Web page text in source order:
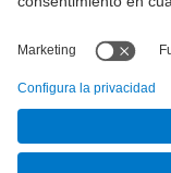
¿Qué necesitas?
© Facultat